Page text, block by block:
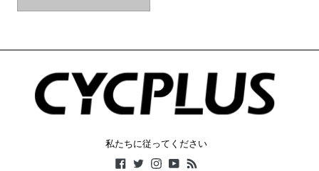
私たちに従ってください
Facebook
TwitterInstagram
YouTube
RSS